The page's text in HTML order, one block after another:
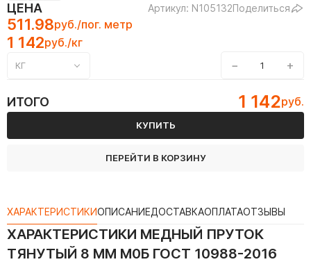
ЦЕНА Артикул: N105132Поделиться
511.98руб./пог. метр
1 142руб./кг
КГ − +
ИТОГО 1 142руб.
КУПИТЬ
ПЕРЕЙТИ В КОРЗИНУ
ХАРАКТЕРИСТИКИОПИСАНИЕДОСТАВКАОПЛАТАОТЗЫВЫ
ХАРАКТЕРИСТИКИ МЕДНЫЙ ПРУТОК
ТЯНУТЫЙ 8 ММ М0Б ГОСТ 10988-2016